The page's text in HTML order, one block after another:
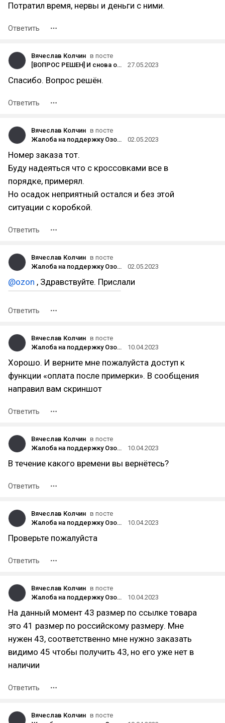
Потратил время, нервы и деньги с ними.
Ответить
Вячеслав Колчин в посте
[ВОПРОС РЕШЕН] И снова обман от Альфа банка
27.05.2023
Спасибо. Вопрос решён.
Ответить
Вячеслав Колчин в посте
Жалоба на поддержку Озона, или как я заказывал оригинальные кроссовки Nike
02.05.2023
Номер заказа тот.
Буду надеяться что с кроссовками все в
порядке, примерял.
Но осадок неприятный остался и без этой
ситуации с коробкой.
Ответить
Вячеслав Колчин в посте
Жалоба на поддержку Озона, или как я заказывал оригинальные кроссовки Nike
02.05.2023
@ozon , Здравствуйте. Прислали
Ответить
Вячеслав Колчин в посте
Жалоба на поддержку Озона, или как я заказывал оригинальные кроссовки Nike
10.04.2023
Хорошо. И верните мне пожалуйста доступ к
функции «оплата после примерки». В сообщения
направил вам скриншот
Ответить
Вячеслав Колчин в посте
Жалоба на поддержку Озона, или как я заказывал оригинальные кроссовки Nike
10.04.2023
В течение какого времени вы вернётесь?
Ответить
Вячеслав Колчин в посте
Жалоба на поддержку Озона, или как я заказывал оригинальные кроссовки Nike
10.04.2023
Проверьте пожалуйста
Ответить
Вячеслав Колчин в посте
Жалоба на поддержку Озона, или как я заказывал оригинальные кроссовки Nike
10.04.2023
На данный момент 43 размер по ссылке товара
это 41 размер по российскому размеру. Мне
нужен 43, соответственно мне нужно заказать
видимо 45 чтобы получить 43, но его уже нет в
наличии
Ответить
Вячеслав Колчин в посте